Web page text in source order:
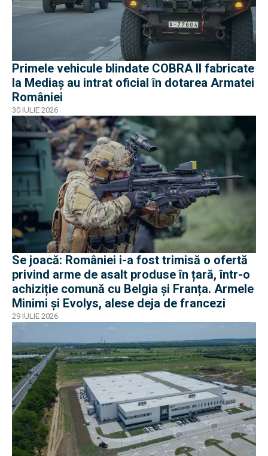
Primele vehicule blindate COBRA II fabricate
la Mediaș au intrat oficial în dotarea Armatei
României
30 IULIE 2026
Se joacă: României i-a fost trimisă o ofertă
privind arme de asalt produse în țară, într-o
achiziție comună cu Belgia și Franța. Armele
Minimi și Evolys, alese deja de francezi
29 IULIE 2026